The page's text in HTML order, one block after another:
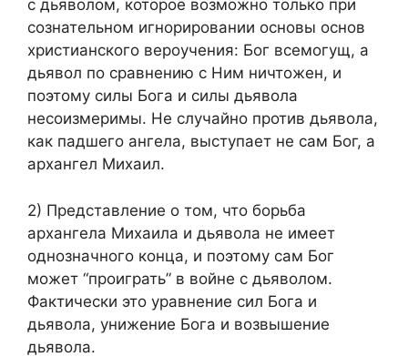
с дьяволом, которое возможно только при
сознательном игнорировании основы основ
христианского вероучения: Бог всемогущ, а
дьявол по сравнению с Ним ничтожен, и
поэтому силы Бога и силы дьявола
несоизмеримы. Не случайно против дьявола,
как падшего ангела, выступает не сам Бог, а
архангел Михаил.
2) Представление о том, что борьба
архангела Михаила и дьявола не имеет
однозначного конца, и поэтому сам Бог
может “проиграть” в войне с дьяволом.
Фактически это уравнение сил Бога и
дьявола, унижение Бога и возвышение
дьявола.